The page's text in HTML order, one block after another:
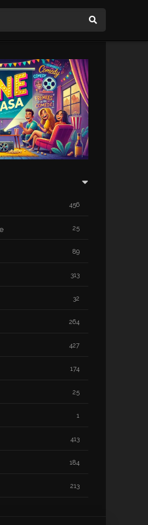
456
25
89
313
32
264
427
174
25
1
413
184
213